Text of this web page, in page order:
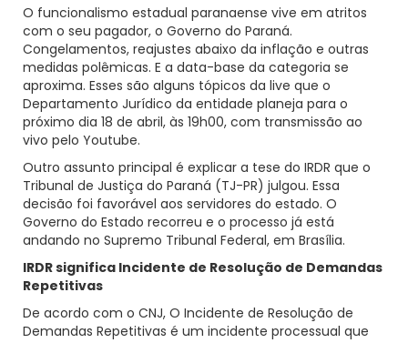
O funcionalismo estadual paranaense vive em atritos
com o seu pagador, o Governo do Paraná.
Congelamentos, reajustes abaixo da inflação e outras
medidas polêmicas. E a data-base da categoria se
aproxima. Esses são alguns tópicos da live que o
Departamento Jurídico da entidade planeja para o
próximo dia 18 de abril, às 19h00, com transmissão ao
vivo pelo Youtube.
Outro assunto principal é explicar a tese do IRDR que o
Tribunal de Justiça do Paraná (TJ-PR) julgou. Essa
decisão foi favorável aos servidores do estado. O
Governo do Estado recorreu e o processo já está
andando no Supremo Tribunal Federal, em Brasília.
IRDR significa Incidente de Resolução de Demandas
Repetitivas
De acordo com o CNJ, O Incidente de Resolução de
Demandas Repetitivas é um incidente processual que